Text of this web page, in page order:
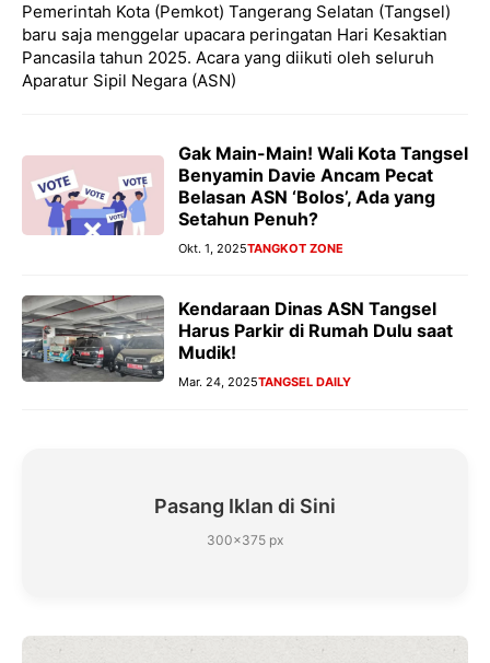
Pemerintah Kota (Pemkot) Tangerang Selatan (Tangsel)
baru saja menggelar upacara peringatan Hari Kesaktian
Pancasila tahun 2025. Acara yang diikuti oleh seluruh
Aparatur Sipil Negara (ASN)
Gak Main-Main! Wali Kota Tangsel
Benyamin Davie Ancam Pecat
Belasan ASN ‘Bolos’, Ada yang
Setahun Penuh?
Okt. 1, 2025TANGKOT ZONE
Kendaraan Dinas ASN Tangsel
Harus Parkir di Rumah Dulu saat
Mudik!
Mar. 24, 2025TANGSEL DAILY
Pasang Iklan di Sini
300×375 px